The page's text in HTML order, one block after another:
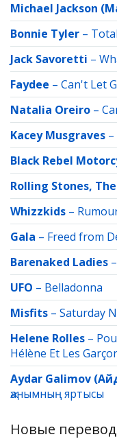
Michael Jackson
Bonnie Tyler –
Jack Savoretti –
Faydee – Can't Let
Natalia Oreiro –
Kacey Musgraves –
Black Rebel
Rolling Stones, The
Whizzkids –
Gala – Freed from
Barenaked Ladies –
UFO – Belladonna
Misfits – Saturday
Helene Rolles –
Hélène Et Les
Aydar Galimov
җанымның яртысы
Новые